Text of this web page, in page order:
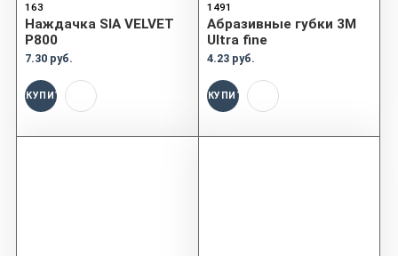
163
Наждачка SIA VELVET
P800
7.30 руб.
КУПИТЬ
1491
Абразивные губки 3М
Ultra fine
4.23 руб.
КУПИТЬ